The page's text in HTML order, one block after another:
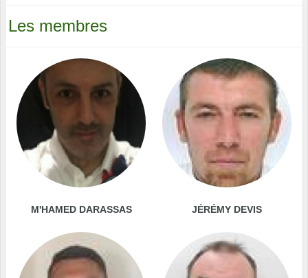
Les membres
M'HAMED DARASSAS JÉRÉMY DEVIS